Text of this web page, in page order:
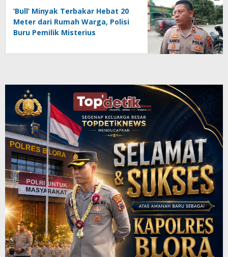
‘Bull’ Minyak Terbakar Hebat 20
Meter dari Rumah Warga, Polisi
Buru Pemilik Misterius